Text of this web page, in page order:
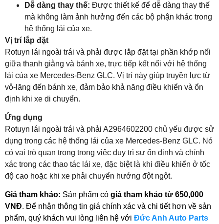
Dễ dàng thay thế: Được thiết kế để dễ dàng thay thế
mà không làm ảnh hưởng đến các bộ phận khác trong
hệ thống lái của xe.
Vị trí lắp đặt
Rotuyn lái ngoài trái và phải được lắp đặt tại phần khớp nối
giữa thanh giằng và bánh xe, trực tiếp kết nối với hệ thống
lái của xe Mercedes-Benz GLC. Vị trí này giúp truyền lực từ
vô-lăng đến bánh xe, đảm bảo khả năng điều khiển và ổn
định khi xe di chuyển.
Ứng dụng
Rotuyn lái ngoài trái và phải A2964602200 chủ yếu được sử
dụng trong các hệ thống lái của xe Mercedes-Benz GLC. Nó
có vai trò quan trọng trong việc duy trì sự ổn định và chính
xác trong các thao tác lái xe, đặc biệt là khi điều khiển ở tốc
độ cao hoặc khi xe phải chuyển hướng đột ngột.
Giá tham khảo: Sản phẩm có giá tham khảo từ 650,000
VNĐ. Để nhận thông tin giá chính xác và chi tiết hơn về sản
phẩm, quý khách vui lòng liên hệ với Đức Anh Auto Parts